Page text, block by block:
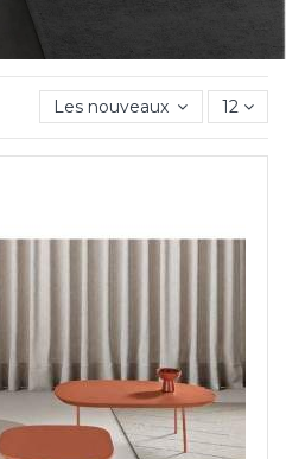
Les nouveaux produits
12